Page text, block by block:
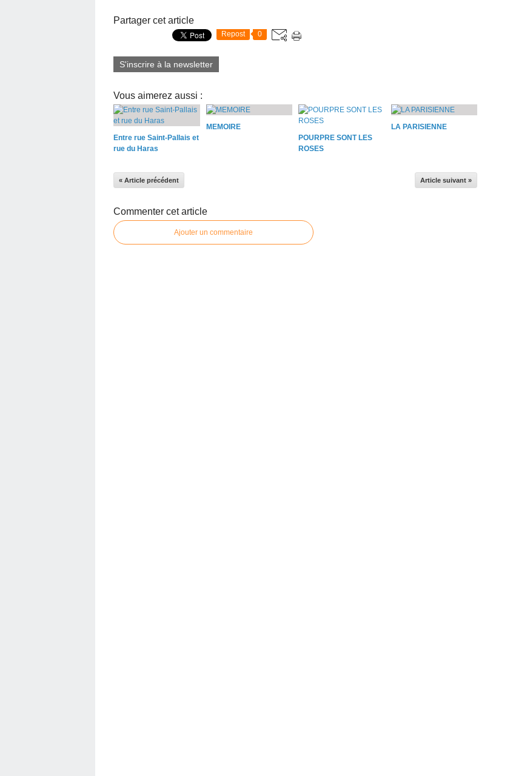
Partager cet article
Repost 0
S'inscrire à la newsletter
Vous aimerez aussi :
Entre rue Saint-Pallais et
rue du Haras
MEMOIRE
POURPRE SONT LES
ROSES
LA PARISIENNE
« Article précédent Article suivant »
Commenter cet article
Ajouter un commentaire